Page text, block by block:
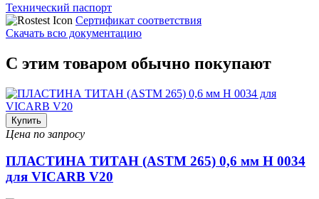
Технический паспорт
Сертификат соответствия
Скачать всю документацию
С этим товаром обычно покупают
Купить
Цена по запросу
ПЛАСТИНА ТИТАН (ASTM 265) 0,6 мм H 0034
для VICARB V20